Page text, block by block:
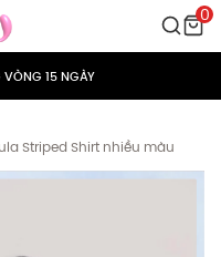
0
MỌI ĐƠN HÀNG
15 NGÀY
MỌI ĐƠN HÀNG
Striped Shirt nhiều màu